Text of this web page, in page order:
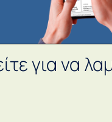
για να